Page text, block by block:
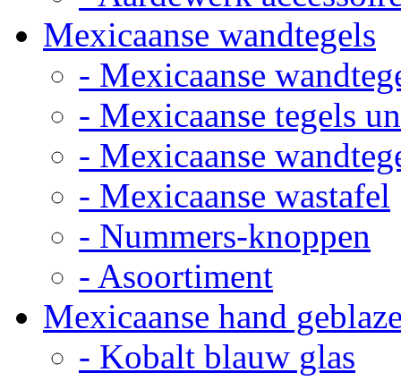
Mexicaanse wandtegels
- Mexicaanse
- Mexicaanse tegels
- Mexicaanse
- Mexicaanse wastafel
- Nummers-knoppen
- Asoortiment
Mexicaanse hand
- Kobalt blauw glas